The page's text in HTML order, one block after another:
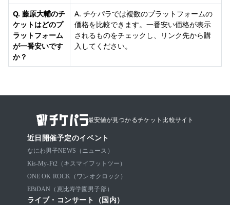
Q. 藤原大輔のチ
ケットはどのプ
ラットフォーム
が一番安いです
か？
A. チケパラでは複数のプラットフォームの
価格を比較できます。一番安い価格が表示
されるものをチェックし、リンク先から購
入してください。
最安値が見つかるチケット比較サイト
近日開催予定のイベント
なにわ男子NEWS（ニュース）
Kis-My-Ft2（キスマイフットツー）
ONE OK ROCK（ワンオクロック）
EBiDAN（恵比寿学園男子部）
ライブ・コンサート（国内）